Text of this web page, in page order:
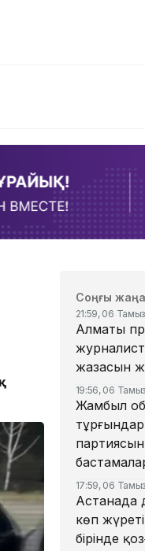
Соңғы
21:59, 06
Алматы
жазасын
19:56, 06
Жамбыл
17:59, 06
Астанада
көп
бірінде